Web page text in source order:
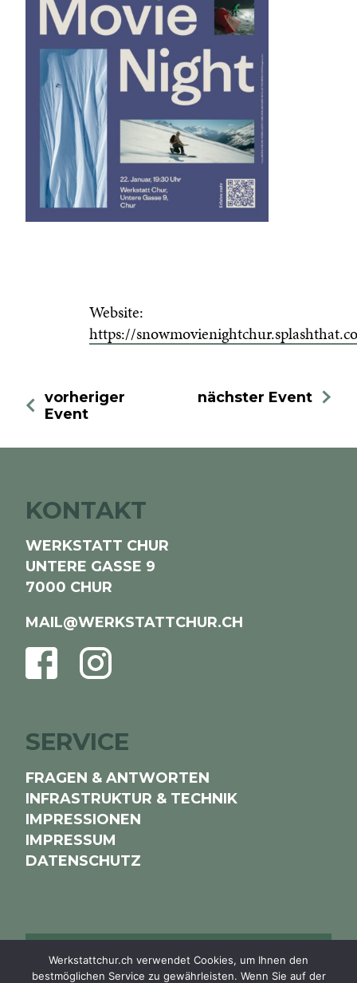
vorheriger
Event
Website:
https://
nächster Event
KONTAKT
WERKSTATT CHUR
UNTERE GASSE 9
7000 CHUR
MAIL@WERKSTATTCHUR.CH
FACEBOOKINSTAGRAM
SERVICE
FRAGEN & ANTWORTEN
INFRASTRUKTUR & TECHNIK
IMPRESSIONEN
IMPRESSUM
DATENSCHUTZ
NEWSLETTER
Werkstattchur.ch verwendet Cookies, um Ihnen den
bestmöglichen Service zu gewährleisten. Wenn Sie auf der